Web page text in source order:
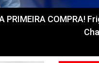
PRIMEIRA